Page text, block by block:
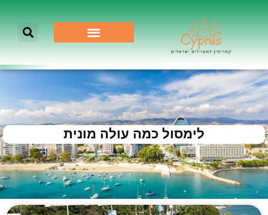
לימסול כמה עולה מונית